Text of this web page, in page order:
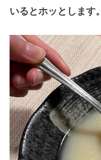
いるとホッとします。